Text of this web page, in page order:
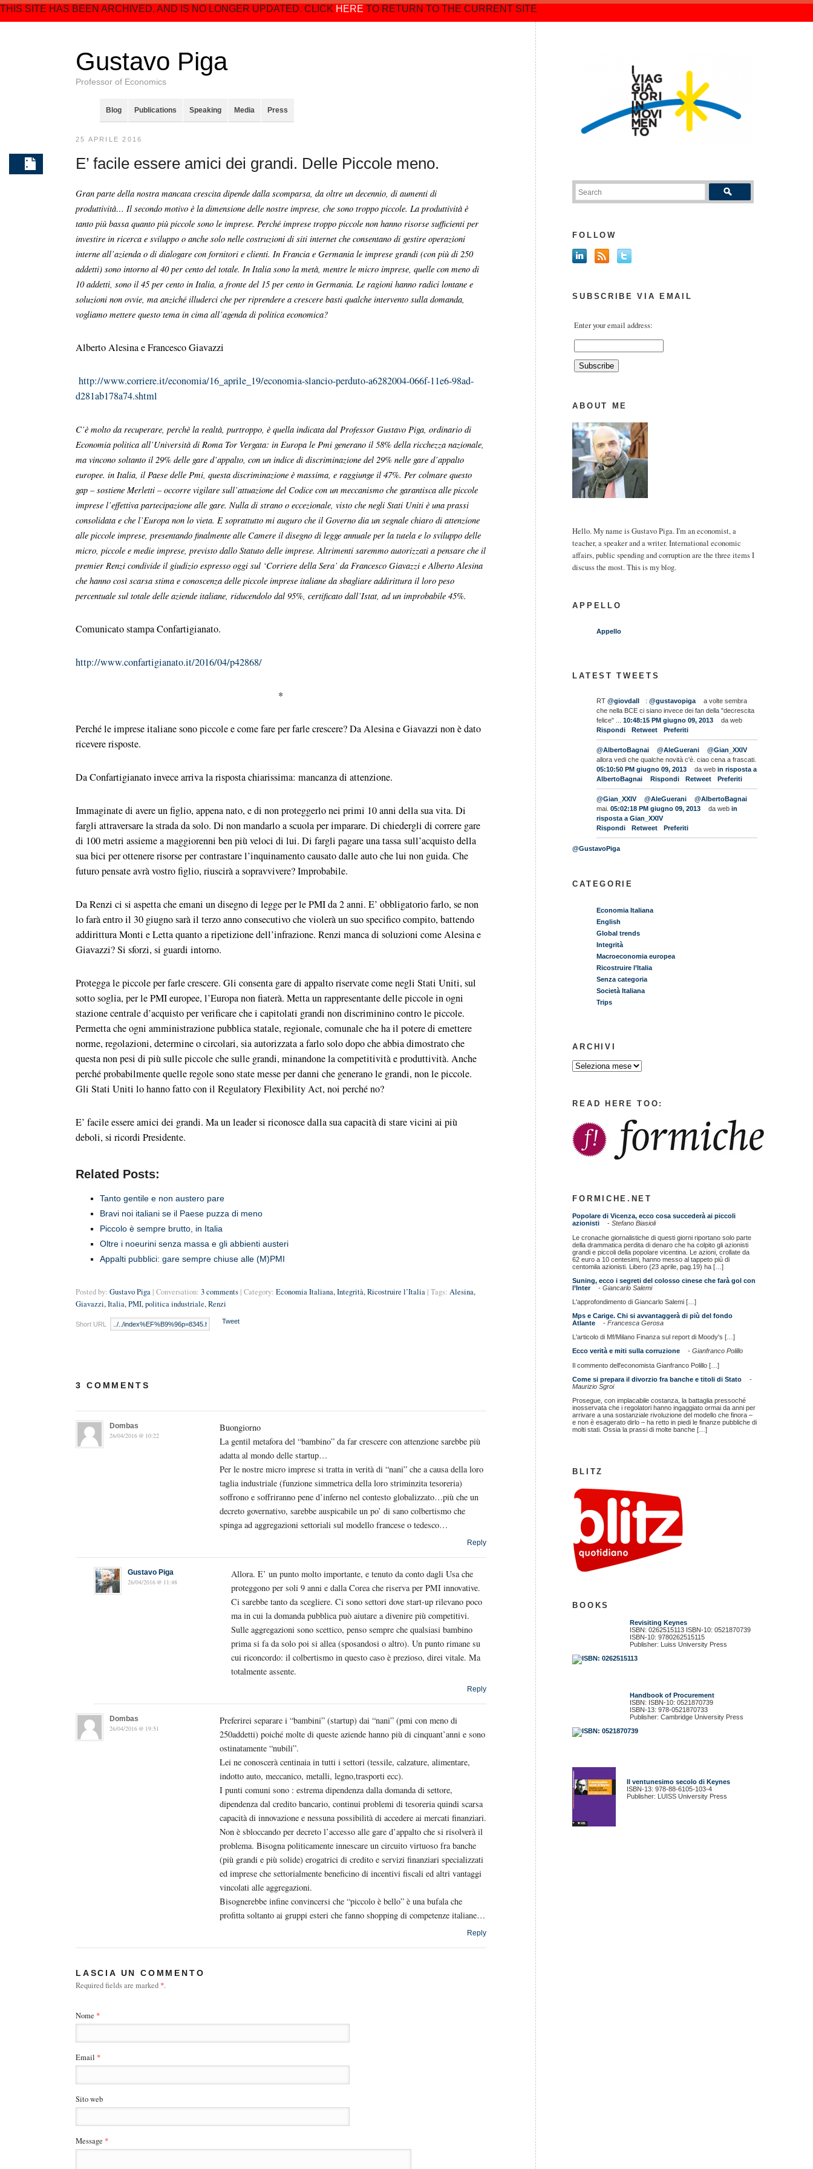
THIS SITE HAS BEEN ARCHIVED, AND IS NO LONGER UPDATED. CLICK HERE TO RETURN TO THE CURRENT SITE
Gustavo Piga
Professor of Economics
Blog Publications Speaking Media Press
25 APRILE 2016
E’ facile essere amici dei grandi. Delle Piccole meno.
Gran parte della nostra mancata crescita dipende dalla scomparsa, da oltre un decennio, di aumenti di
produttività… Il secondo motivo è la dimensione delle nostre imprese, che sono troppo piccole. La produttività è
tanto più bassa quanto più piccole sono le imprese. Perché imprese troppo piccole non hanno risorse sufficienti per
investire in ricerca e sviluppo o anche solo nelle costruzioni di siti internet che consentano di gestire operazioni
interne all’azienda o di dialogare con fornitori e clienti. In Francia e Germania le imprese grandi (con più di 250
addetti) sono intorno al 40 per cento del totale. In Italia sono la metà, mentre le micro imprese, quelle con meno di
10 addetti, sono il 45 per cento in Italia, a fronte del 15 per cento in Germania. Le ragioni hanno radici lontane e
soluzioni non ovvie, ma anziché illuderci che per riprendere a crescere basti qualche intervento sulla domanda,
vogliamo mettere questo tema in cima all’agenda di politica economica?
Alberto Alesina e Francesco Giavazzi
http://www.corriere.it/economia/16_aprile_19/economia-slancio-perduto-a6282004-066f-11e6-98ad-
d281ab178a74.shtml
C’è molto da recuperare, perchè la realtà, purtroppo, è quella indicata dal Professor Gustavo Piga, ordinario di
Economia politica all’Università di Roma Tor Vergata: in Europa le Pmi generano il 58% della ricchezza nazionale,
ma vincono soltanto il 29% delle gare d’appalto, con un indice di discriminazione del 29% nelle gare d’appalto
europee. in Italia, il Paese delle Pmi, questa discriminazione è massima, e raggiunge il 47%. Per colmare questo
gap – sostiene Merletti – occorre vigilare sull’attuazione del Codice con un meccanismo che garantisca alle piccole
imprese l’effettiva partecipazione alle gare. Nulla di strano o eccezionale, visto che negli Stati Uniti è una prassi
consolidata e che l’Europa non lo vieta. E soprattutto mi auguro che il Governo dia un segnale chiaro di attenzione
alle piccole imprese, presentando finalmente alle Camere il disegno di legge annuale per la tutela e lo sviluppo delle
micro, piccole e medie imprese, previsto dallo Statuto delle imprese. Altrimenti saremmo autorizzati a pensare che il
premier Renzi condivide il giudizio espresso oggi sul ‘Corriere della Sera’ da Francesco Giavazzi e Alberto Alesina
che hanno così scarsa stima e conoscenza delle piccole imprese italiane da sbagliare addirittura il loro peso
percentuale sul totale delle aziende italiane, riducendolo dal 95%, certificato dall’Istat, ad un improbabile 45%.
Comunicato stampa Confartigianato.
http://www.confartigianato.it/2016/04/p42868/
*
Perché le imprese italiane sono piccole e come fare per farle crescere? Da Alesina e Giavazzi non è dato
ricevere risposte.
Da Confartigianato invece arriva la risposta chiarissima: mancanza di attenzione.
Immaginate di avere un figlio, appena nato, e di non proteggerlo nei primi 10 anni della sua vita. Di
fargli attraversare la strada da solo. Di non mandarlo a scuola per imparare. Di chiedergli di correre gare
di 100 metri assieme a maggiorenni ben più veloci di lui. Di fargli pagare una tassa sull’acquisto della
sua bici per ottenere risorse per contrastare l’inquinamento causato dalle auto che lui non guida. Che
futuro pensate avrà vostro figlio, riuscirà a sopravvivere? Improbabile.
Da Renzi ci si aspetta che emani un disegno di legge per le PMI da 2 anni. E’ obbligatorio farlo, se non
lo farà entro il 30 giugno sarà il terzo anno consecutivo che violerà un suo specifico compito, battendo
addirittura Monti e Letta quanto a ripetizione dell’infrazione. Renzi manca di soluzioni come Alesina e
Giavazzi? Si sforzi, si guardi intorno.
Protegga le piccole per farle crescere. Gli consenta gare di appalto riservate come negli Stati Uniti, sul
sotto soglia, per le PMI europee, l’Europa non fiaterà. Metta un rappresentante delle piccole in ogni
stazione centrale d’acquisto per verificare che i capitolati grandi non discriminino contro le piccole.
Permetta che ogni amministrazione pubblica statale, regionale, comunale che ha il potere di emettere
norme, regolazioni, determine o circolari, sia autorizzata a farlo solo dopo che abbia dimostrato che
questa non pesi di più sulle piccole che sulle grandi, minandone la competitività e produttività. Anche
perché probabilmente quelle regole sono state messe per danni che generano le grandi, non le piccole.
Gli Stati Uniti lo hanno fatto con il Regulatory Flexibility Act, noi perché no?
E’ facile essere amici dei grandi. Ma un leader si riconosce dalla sua capacità di stare vicini ai più
deboli, si ricordi Presidente.
Related Posts:
Tanto gentile e non austero pare
Bravi noi italiani se il Paese puzza di meno
Piccolo è sempre brutto, in Italia
Oltre i noeurini senza massa e gli abbienti austeri
Appalti pubblici: gare sempre chiuse alle (M)PMI
Posted by: Gustavo Piga | Conversation: 3 comments | Category: Economia Italiana,Integrità,Ricostruire l’Italia | Tags: Alesina,
Giavazzi,Italia,PMI,politica industriale,Renzi
Short URL Tweet
3 COMMENTS
Dombas
26/04/2016 @ 10:22
Buongiorno
La gentil metafora del “bambino” da far crescere con attenzione sarebbe più
adatta al mondo delle startup…
Per le nostre micro imprese si tratta in verità di “nani” che a causa della loro
taglia industriale (funzione simmetrica della loro striminzita tesoreria)
soffrono e soffriranno pene d’inferno nel contesto globalizzato…più che un
decreto governativo, sarebbe auspicabile un po’ di sano colbertismo che
spinga ad aggregazioni settoriali sul modello francese o tedesco…
Reply
Gustavo Piga
26/04/2016 @ 11:48
Allora. E’ un punto molto importante, e tenuto da conto dagli Usa che
proteggono per soli 9 anni e dalla Corea che riserva per PMI innovative.
Ci sarebbe tanto da scegliere. Ci sono settori dove start-up rilevano poco
ma in cui la domanda pubblica può aiutare a divenire più competitivi.
Sulle aggregazioni sono scettico, penso sempre che qualsiasi bambino
prima si fa da solo poi si allea (sposandosi o altro). Un punto rimane su
cui riconcordo: il colbertismo in questo caso è prezioso, direi vitale. Ma
totalmente assente.
Reply
Dombas
26/04/2016 @ 19:51
Preferirei separare i “bambini” (startup) dai “nani” (pmi con meno di
250addetti) poiché molte di queste aziende hanno più di cinquant’anni e sono
ostinatamente “nubili”.
Lei ne conoscerà centinaia in tutti i settori (tessile, calzature, alimentare,
indotto auto, meccanico, metalli, legno,trasporti ecc).
I punti comuni sono : estrema dipendenza dalla domanda di settore,
dipendenza dal credito bancario, continui problemi di tesoreria quindi scarsa
capacità di innovazione e nessuna possibilità di accedere ai mercati finanziari.
Non è sbloccando per decreto l’accesso alle gare d’appalto che si risolverà il
problema. Bisogna politicamente innescare un circuito virtuoso fra banche
(più grandi e più solide) erogatrici di credito e servizi finanziari specializzati
ed imprese che settorialmente beneficino di incentivi fiscali ed altri vantaggi
vincolati alle aggregazioni.
Bisognerebbe infine convincersi che “piccolo è bello” è una bufala che
profitta soltanto ai gruppi esteri che fanno shopping di competenze italiane…
Reply
LASCIA UN COMMENTO
Required fields are marked *.
Nome *
Email *
Sito web
Message *
FOLLOW
SUBSCRIBE VIA EMAIL
Enter your email address:
ABOUT ME
Hello. My name is Gustavo Piga. I'm an economist, a
teacher, a speaker and a writer. International economic
affairs, public spending and corruption are the three items I
discuss the most. This is my blog.
APPELLO
Appello
LATEST TWEETS
RT@giovdall :@gustavopiga
a volte sembra
che nella BCE ci siano invece dei fan della "decrescita
felice" ...
10:48:15 PM giugno 09, 2013
da web
Rispondi
Retweet Preferiti
@AlbertoBagnai @AleGuerani
@Gian_XXIV
allora vedi che qualche novità c'è. ciao cena a frascati.
05:10:50 PM giugno 09, 2013
da web in risposta a
AlbertoBagnai
Rispondi Retweet Preferiti
@Gian_XXIV @AleGuerani
@AlbertoBagnai
mai. 05:02:18 PM giugno 09, 2013 da web in
risposta a Gian_XXIV
Rispondi
Retweet Preferiti
@GustavoPiga
CATEGORIE
Economia Italiana
English
Global trends
Integrità
Macroeconomia europea
Ricostruire l’Italia
Senza categoria
Società Italiana
Trips
ARCHIVI
READ HERE TOO:
FORMICHE.NET
Popolare di Vicenza, ecco cosa succederà ai piccoli
azionisti
-Stefano Biasioli
Le cronache giornalistiche di questi giorni riportano solo parte
della drammatica perdita di denaro che ha colpito gli azionisti
grandi e piccoli della popolare vicentina. Le azioni, crollate da
62 euro a 10 centesimi, hanno messo al tappeto più di
centomila azionisti. Libero (23 aprile, pag.19) ha […]
Suning, ecco i segreti del colosso cinese che farà gol con
l’Inter
-Giancarlo Salemi
L'approfondimento di Giancarlo Salemi […]
Mps e Carige. Chi si avvantaggerà di più del fondo
Atlante
-Francesca Gerosa
L'articolo di Mf/Milano Finanza sul report di Moody's […]
Ecco verità e miti sulla corruzione
-Gianfranco Polillo
Il commento dell'economista Gianfranco Polillo […]
Come si prepara il divorzio fra banche e titoli di Stato
-
Maurizio Sgroi
Prosegue, con implacabile costanza, la battaglia pressoché
inosservata che i regolatori hanno ingaggiato ormai da anni per
arrivare a una sostanziale rivoluzione del modello che finora –
e non è esagerato dirlo – ha retto in piedi le finanze pubbliche di
molti stati. Ossia la prassi di molte banche […]
BLITZ
BOOKS
Revisiting Keynes
ISBN: 0262515113 ISBN-10: 0521870739
ISBN-10: 9780262515115
Publisher: Luiss University Press
Handbook of Procurement
ISBN: ISBN-10: 0521870739
ISBN-13: 978-0521870733
Publisher: Cambridge University Press
Il ventunesimo secolo di Keynes
ISBN-13: 978-88-6105-103-4
Publisher: LUISS University Press